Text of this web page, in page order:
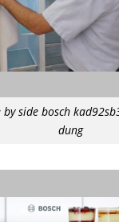
side bosch
dung